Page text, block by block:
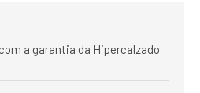
a garantia da Hipercalzado